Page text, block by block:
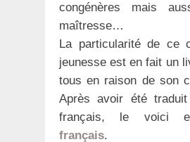
congénères mais
maîtresse…
La particularité de ce
jeunesse est en fait un
tous en raison de son
Après avoir été
français, le voici
français.